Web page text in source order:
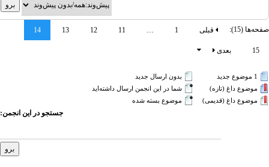
(15): قبلی …
11
12
13
14
15 بعدی
1 موضوع جدید‌
موضوع داغ (تازه‌)
موضوع داغ (قدیمی)
بدون ارسال جدید‌
شما در این انجمن ارسال داشته‌اید
موضوع بسته شده
جستجو در این انجمن: